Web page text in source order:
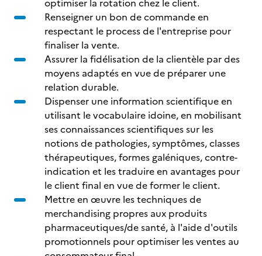
optimiser la rotation chez le client.
Renseigner un bon de commande en
respectant le process de l'entreprise pour
finaliser la vente.
Assurer la fidélisation de la clientèle par des
moyens adaptés en vue de préparer une
relation durable.
Dispenser une information scientifique en
utilisant le vocabulaire idoine, en mobilisant
ses connaissances scientifiques sur les
notions de pathologies, symptômes, classes
thérapeutiques, formes galéniques, contre-
indication et les traduire en avantages pour
le client final en vue de former le client.
Mettre en œuvre les techniques de
merchandising propres aux produits
pharmaceutiques/de santé, à l'aide d'outils
promotionnels pour optimiser les ventes au